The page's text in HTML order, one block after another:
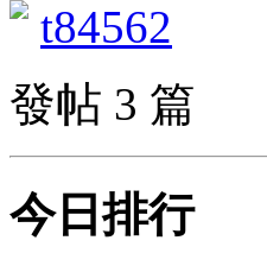
t84562
發帖 3 篇
今日排行